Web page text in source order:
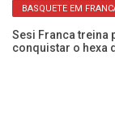
BASQUETE EM
Sesi Franca treina
conquistar o hexa